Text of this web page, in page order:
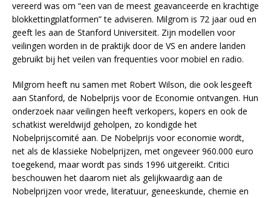
vereerd was om “een van de meest geavanceerde en krachtige
blokkettingplatformen” te adviseren. Milgrom is 72 jaar oud en
geeft les aan de Stanford Universiteit. Zijn modellen voor
veilingen worden in de praktijk door de VS en andere landen
gebruikt bij het veilen van frequenties voor mobiel en radio.
Milgrom heeft nu samen met Robert Wilson, die ook lesgeeft
aan Stanford, de Nobelprijs voor de Economie ontvangen. Hun
onderzoek naar veilingen heeft verkopers, kopers en ook de
schatkist wereldwijd geholpen, zo kondigde het
Nobelprijscomité aan. De Nobelprijs voor economie wordt,
net als de klassieke Nobelprijzen, met ongeveer 960.000 euro
toegekend, maar wordt pas sinds 1996 uitgereikt. Critici
beschouwen het daarom niet als gelijkwaardig aan de
Nobelprijzen voor vrede, literatuur, geneeskunde, chemie en